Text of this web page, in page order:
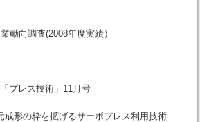
向調査(2008年度実績）
レス技術」11月号
枠を拡げるサーボプレス利用技術